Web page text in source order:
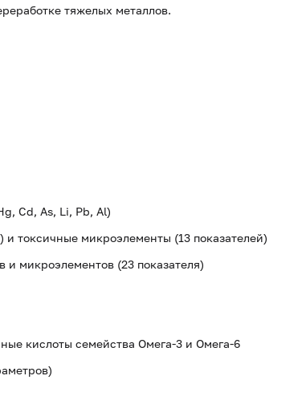
тяжелых металлов.
Cd, As, Li, Pb, Al)
токсичные микроэлементы (13 показателей)
микроэлементов (23 показателя)
кислоты семейства Омега-3 и Омега-6